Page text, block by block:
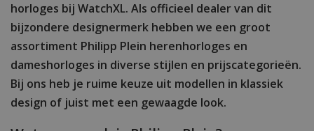
horloges bij WatchXL. Als officieel dealer van dit
bijzondere designermerk hebben we een groot
assortiment Philipp Plein herenhorloges en
dameshorloges in diverse stijlen en prijscategorieën.
Bij ons heb je ruime keuze uit modellen in klassiek
design of juist met een gewaagde look.